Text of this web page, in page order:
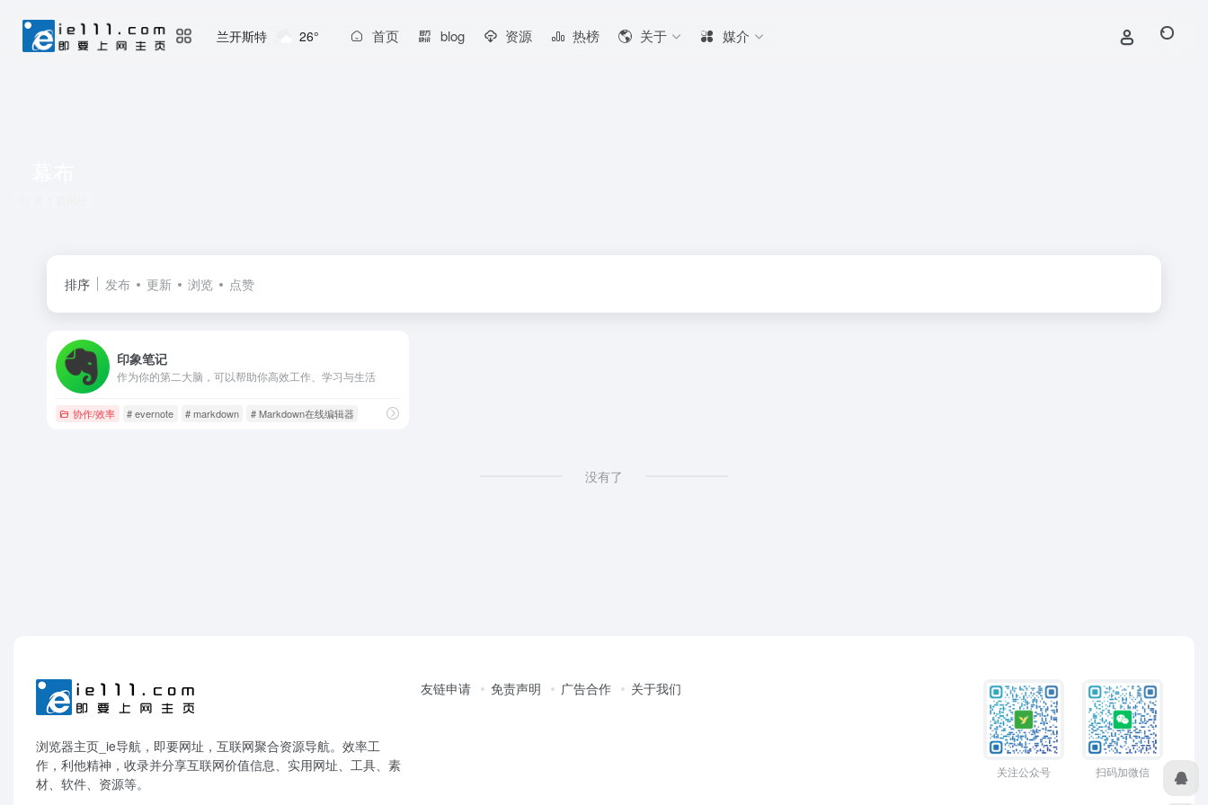
兰开斯特 26° 首页 blog 资源 热榜 关于 媒介
排序 发布 更新 浏览 点赞
印象笔记
作为你的第二大脑，可以帮助你高效工作、学习与生活
协作/效率 # evernote # markdown # Markdown在线编辑器
没有了
浏览器主页_ie导航，即要网址，互联网聚合资源导航。效率工
作，利他精神，收录并分享互联网价值信息、实用网址、工具、素
材、软件、资源等。
友链申请 免责声明 广告合作 关于我们
关注公众号 扫码加微信